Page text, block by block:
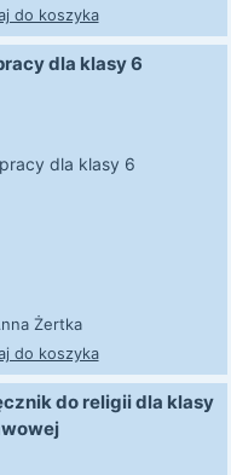
do koszyka
dla klasy 6
Żertka
do koszyka
do religii dla klasy